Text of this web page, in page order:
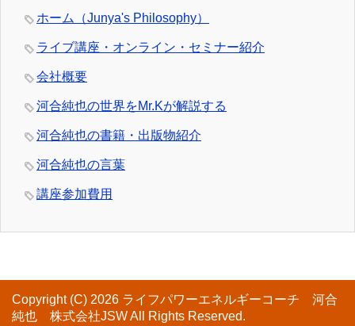
ホーム（Junya's Philosophy）
ライブ講座・オンライン・セミナー紹介
会社概要
河合純也の世界をMr.Kが解説する
河合純也の書籍・出版物紹介
河合純也の言葉
講座参加費用
Copyright (C) 2026 ライフパワーエネルギーコーチ 河合
純也 株式会社JSWAll Rights Reserved.